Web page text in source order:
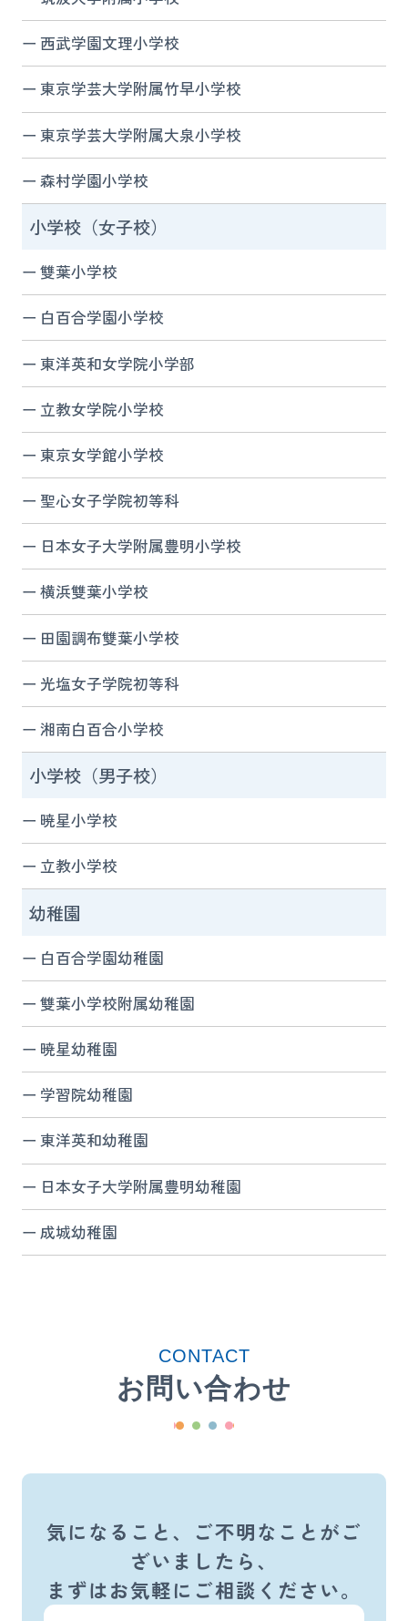
西武学園文理小学校
東京学芸大学附属竹早小学校
東京学芸大学附属大泉小学校
森村学園小学校
小学校（女子校）
雙葉小学校
白百合学園小学校
東洋英和女学院小学部
立教女学院小学校
東京女学館小学校
聖心女子学院初等科
日本女子大学附属豊明小学校
横浜雙葉小学校
田園調布雙葉小学校
光塩女子学院初等科
湘南白百合小学校
小学校（男子校）
暁星小学校
立教小学校
幼稚園
白百合学園幼稚園
雙葉小学校附属幼稚園
暁星幼稚園
学習院幼稚園
東洋英和幼稚園
日本女子大学附属豊明幼稚園
成城幼稚園
CONTACT
お問い合わせ
気になること、ご不明なことがご
ざいましたら、
まずはお気軽にご相談ください。